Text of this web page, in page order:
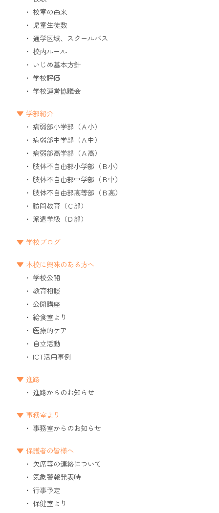
校章の由来
児童生徒数
通学区域、スクールバス
校内ルール
いじめ基本方針
学校評価
学校運営協議会
学部紹介
病弱部小学部（Ａ小）
病弱部中学部（Ａ中）
病弱部高学部（Ａ高）
肢体不自由部小学部（Ｂ小）
肢体不自由部中学部（Ｂ中）
肢体不自由部高等部（Ｂ高）
訪問教育（Ｃ部）
派遣学級（Ｄ部）
学校ブログ
本校に興味のある方へ
学校公開
教育相談
公開講座
給食室より
医療的ケア
自立活動
ICT活用事例
進路
進路からのお知らせ
事務室より
事務室からのお知らせ
保護者の皆様へ
欠席等の連絡について
気象警報発表時
行事予定
保健室より